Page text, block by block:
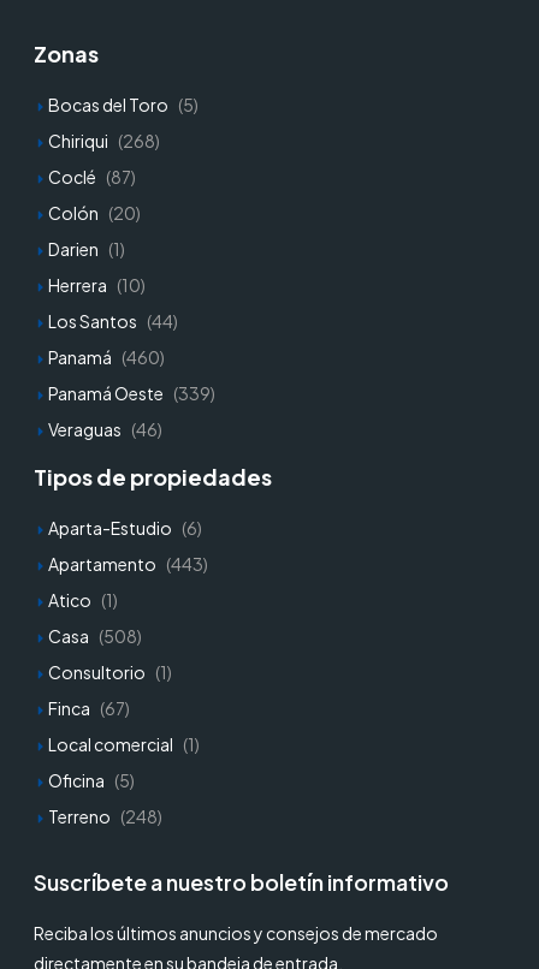
Zonas
Bocas del Toro (5)
Chiriqui (268)
Coclé (87)
Colón (20)
Darien (1)
Herrera (10)
Los Santos (44)
Panamá (460)
Panamá Oeste (339)
Veraguas (46)
Tipos de propiedades
Aparta-Estudio (6)
Apartamento (443)
Atico (1)
Casa (508)
Consultorio (1)
Finca (67)
Local comercial (1)
Oficina (5)
Terreno (248)
Suscríbete a nuestro boletín informativo
Reciba los últimos anuncios y consejos de mercado
directamente en su bandeja de entrada.